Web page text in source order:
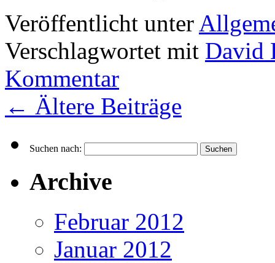
Veröffentlicht unter
Verschlagwortet mit David
Kommentar
← Ältere Beiträge
Suchen nach:
Archive
Februar 2012
Januar 2012